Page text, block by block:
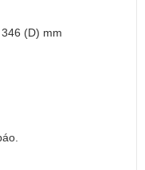
(D) mm